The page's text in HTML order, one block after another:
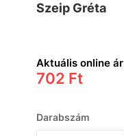
Szeip Gréta
Aktuális online ár
702 Ft
Darabszám